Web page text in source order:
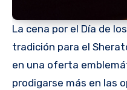
La cena por el Día de
tradición para el
en una oferta
prodigarse más en las